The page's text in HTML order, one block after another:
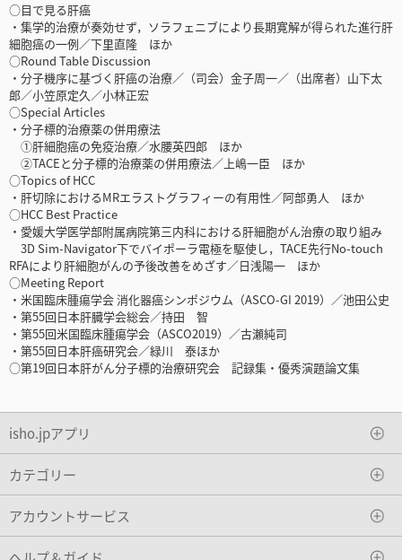
○目で見る肝癌
・集学的治療が奏効せず，ソラフェニブにより長期寛解が得られた進行肝
細胞癌の一例／下里直隆 ほか
○Round Table Discussion
・分子機序に基づく肝癌の治療／（司会）金子周一／（出席者）山下太
郎／小笠原定久／小林正宏
○Special Articles
・分子標的治療薬の併用療法
①肝細胞癌の免疫治療／水腰英四郎 ほか
②TACEと分子標的治療薬の併用療法／上嶋一臣 ほか
○Topics of HCC
・肝切除におけるMRエラストグラフィーの有用性／阿部勇人 ほか
○HCC Best Practice
・愛媛大学医学部附属病院第三内科における肝細胞がん治療の取り組み
3D Sim-Navigator下でバイポーラ電極を駆使し，TACE先行No-touch
RFAにより肝細胞がんの予後改善をめざす／日浅陽一 ほか
○Meeting Report
・米国臨床腫瘍学会 消化器癌シンポジウム（ASCO-GI 2019）／池田公史
・第55回日本肝臓学会総会／持田 智
・第55回米国臨床腫瘍学会（ASCO2019）／古瀬純司
・第55回日本肝癌研究会／緑川 泰ほか
○第19回日本肝がん分子標的治療研究会 記録集・優秀演題論文集
isho.jpアプリ
カテゴリー
アカウントサービス